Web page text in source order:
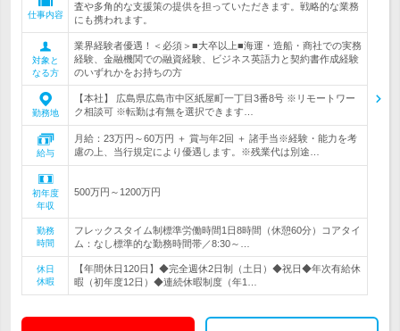
仕事内容
査や多角的な支援策の提供を担っていただきます。戦略的な業務
にも携われます。
対象と
なる方
業界経験者優遇！＜必須＞■大卒以上■海運・造船・商社での実務
経験、金融機関での融資経験、ビジネス英語力と契約書作成経験
のいずれかをお持ちの方
勤務地
【本社】 広島県広島市中区紙屋町一丁目3番8号 ※リモートワー
ク相談可 ※転勤は有無を選択できます…
給与
月給：23万円～60万円 ＋ 賞与年2回 ＋ 諸手当※経験・能力を考
慮の上、当行規定により優遇します。※残業代は別途…
初年度
年収
500万円～1200万円
勤務
時間
フレックスタイム制標準労働時間1日8時間（休憩60分）コアタイ
ム：なし標準的な勤務時間帯／8:30～…
休日
休暇
【年間休日120日】◆完全週休2日制（土日）◆祝日◆年次有給休
暇（初年度12日）◆連続休暇制度（年1…